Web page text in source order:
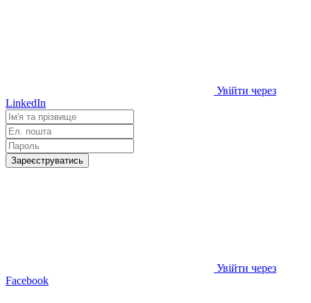
Увійти через
LinkedIn
Зареєструватись
Увійти через
Facebook